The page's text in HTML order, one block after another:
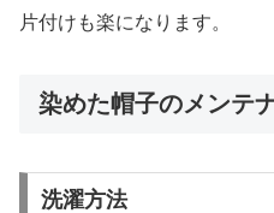
片付けも楽になります。
染めた帽子のメンテ
洗濯方法